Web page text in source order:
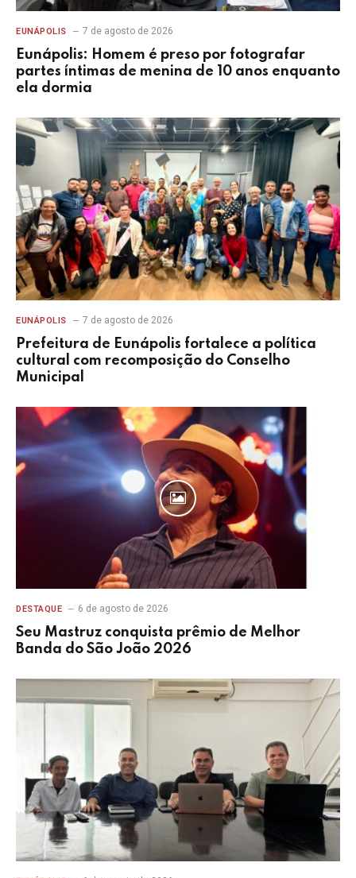
EUNÁPOLIS 7 de agosto de 2026
Eunápolis: Homem é preso por fotografar
partes íntimas de menina de 10 anos enquanto
ela dormia
EUNÁPOLIS 7 de agosto de 2026
Prefeitura de Eunápolis fortalece a política
cultural com recomposição do Conselho
Municipal
DESTAQUE 6 de agosto de 2026
Seu Mastruz conquista prêmio de Melhor
Banda do São João 2026